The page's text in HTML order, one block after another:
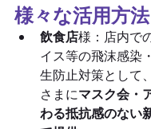
様々な活用方法
飲食店様：店内で
イス等の飛沫感染
生防止対策として
さまにマスク会・
わる抵抗感のない